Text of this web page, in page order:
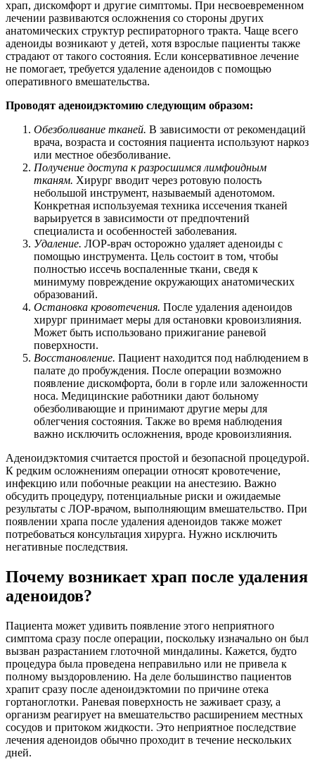
храп, дискомфорт и другие симптомы. При несвоевременном
лечении развиваются осложнения со стороны других
анатомических структур респираторного тракта. Чаще всего
аденоиды возникают у детей, хотя взрослые пациенты также
страдают от такого состояния. Если консервативное лечение
не помогает, требуется удаление аденоидов с помощью
оперативного вмешательства.
Проводят аденоидэктомию следующим образом:
Обезболивание тканей. В зависимости от рекомендаций
врача, возраста и состояния пациента используют наркоз
или местное обезболивание.
Получение доступа к разросшимся лимфоидным
тканям. Хирург вводит через ротовую полость
небольшой инструмент, называемый аденотомом.
Конкретная используемая техника иссечения тканей
варьируется в зависимости от предпочтений
специалиста и особенностей заболевания.
Удаление. ЛОР-врач осторожно удаляет аденоиды с
помощью инструмента. Цель состоит в том, чтобы
полностью иссечь воспаленные ткани, сведя к
минимуму повреждение окружающих анатомических
образований.
Остановка кровотечения. После удаления аденоидов
хирург принимает меры для остановки кровоизлияния.
Может быть использовано прижигание раневой
поверхности.
Восстановление. Пациент находится под наблюдением в
палате до пробуждения. После операции возможно
появление дискомфорта, боли в горле или заложенности
носа. Медицинские работники дают больному
обезболивающие и принимают другие меры для
облегчения состояния. Также во время наблюдения
важно исключить осложнения, вроде кровоизлияния.
Аденоидэктомия считается простой и безопасной процедурой.
К редким осложнениям операции относят кровотечение,
инфекцию или побочные реакции на анестезию. Важно
обсудить процедуру, потенциальные риски и ожидаемые
результаты с ЛОР-врачом, выполняющим вмешательство. При
появлении храпа после удаления аденоидов также может
потребоваться консультация хирурга. Нужно исключить
негативные последствия.
Почему возникает храп после удаления
аденоидов?
Пациента может удивить появление этого неприятного
симптома сразу после операции, поскольку изначально он был
вызван разрастанием глоточной миндалины. Кажется, будто
процедура была проведена неправильно или не привела к
полному выздоровлению. На деле большинство пациентов
храпит сразу после аденоидэктомии по причине отека
гортаноглотки. Раневая поверхность не заживает сразу, а
организм реагирует на вмешательство расширением местных
сосудов и притоком жидкости. Это неприятное последствие
лечения аденоидов обычно проходит в течение нескольких
дней.